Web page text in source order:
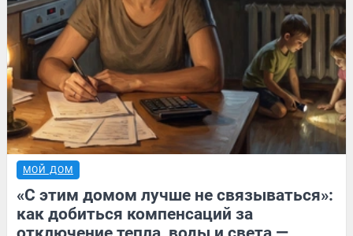
МОЙ ДОМ
«С этим домом лучше не связываться»:
как добиться компенсаций за